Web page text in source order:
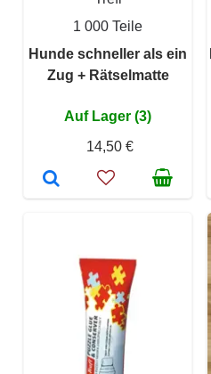
1 000 Teile
Hunde schneller als ein
Zug + Rätselmatte
Auf Lager (3)
14,50 €